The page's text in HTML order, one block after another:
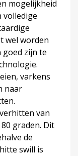
mogelijkheid
volledige
wel worden
zijn te
varkens
naar
van
graden. Dit
de
swill is